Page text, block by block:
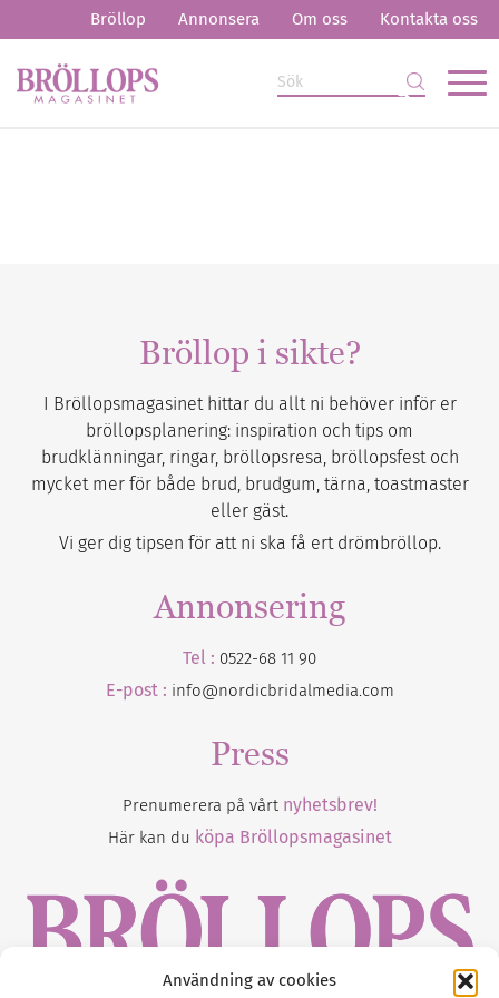
Användning av cookies
Bröllop Annonsera Om oss Kontakta oss
Bröllop i sikte?
I Bröllopsmagasinet hittar du allt ni behöver inför er
bröllopsplanering: inspiration och tips om
brudklänningar, ringar, bröllopsresa, bröllopsfest och
mycket mer för både brud, brudgum, tärna, toastmaster
eller gäst.
Vi ger dig tipsen för att ni ska få ert drömbröllop.
Annonsering
Tel : 0522-68 11 90
E-post : info@nordicbridalmedia.com
Press
Prenumerera på vårt nyhetsbrev!
Här kan du köpa Bröllopsmagasinet